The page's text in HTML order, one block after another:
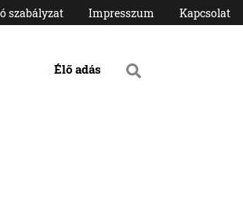
szabályzat Impresszum Kapcsolat
Élő adás